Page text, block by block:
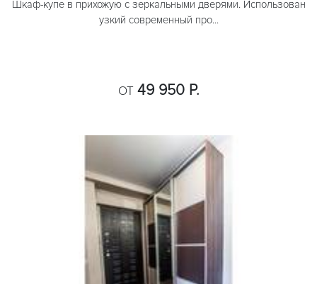
Шкаф-купе в прихожую с зеркальными дверями. Использован
узкий современный про...
ОТ 49 950 Р.